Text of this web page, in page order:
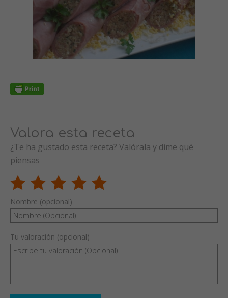
Valora esta receta
¿Te ha gustado esta receta? Valórala y dime qué
piensas
Nombre (opcional)
Tu valoración (opcional)